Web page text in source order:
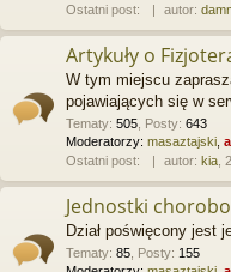
Ostatni post:
autor:
Artykuły o
W tym miejscu
pojawiających się w
Tematy: 505 Posty: 643
Moderatorzy: masaztajski
Ostatni post:
autor: kia ,
Jednostki
Dział poświęcony jest
Tematy: 85 Posty: 155